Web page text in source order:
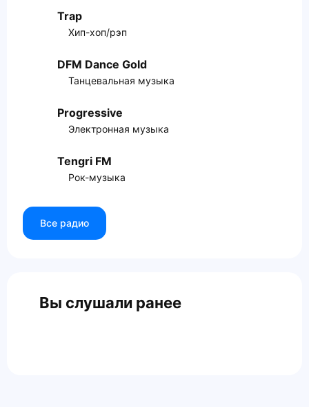
Trap
Хип-хоп/рэп
DFM Dance Gold
Танцевальная музыка
Progressive
Электронная музыка
Tengri FM
Рок-музыка
Все радио
Вы слушали ранее